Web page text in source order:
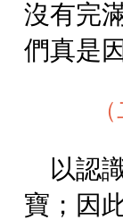
沒有完
們真是
以認
寶；因